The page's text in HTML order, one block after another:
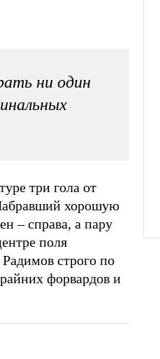
ни один
три гола от
хорошую
– справа, а пару
поля
строго по
форвардов и